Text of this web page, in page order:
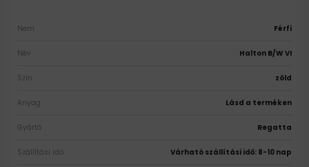
Nem Férfi
Név Halton B/W VI
Szín zöld
Anyag Lásd a terméken
Gyártó Regatta
Szállítási idő Várható szállítási idő: 8-10 nap